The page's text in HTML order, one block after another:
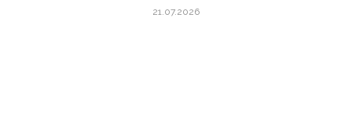
21.07.2026